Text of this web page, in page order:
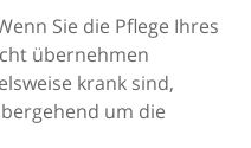
Sie die Pflege Ihres
übernehmen
krank sind,
um die